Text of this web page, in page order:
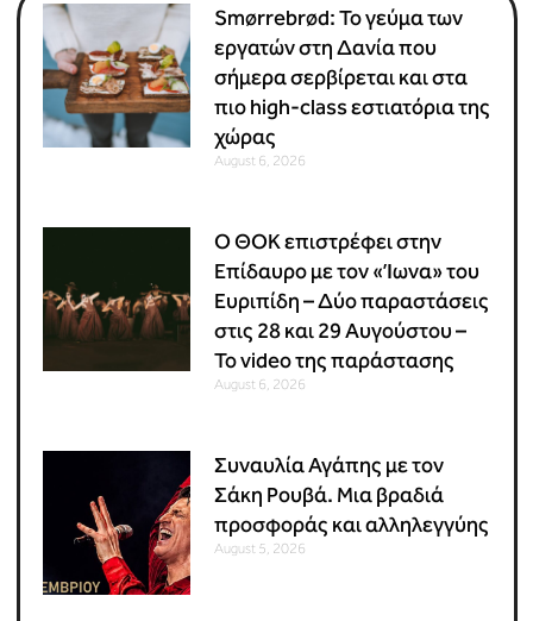
Smørrebrød: Το γεύμα των
εργατών στη Δανία που
σήμερα σερβίρεται και στα
πιο high-class εστιατόρια της
χώρας
August 6, 2026
Ο ΘΟΚ επιστρέφει στην
Επίδαυρο με τον «Ίωνα» του
Ευριπίδη – Δύο παραστάσεις
στις 28 και 29 Αυγούστου –
Το video της παράστασης
August 6, 2026
Συναυλία Αγάπης με τον
Σάκη Ρουβά. Μια βραδιά
προσφοράς και αλληλεγγύης
August 5, 2026